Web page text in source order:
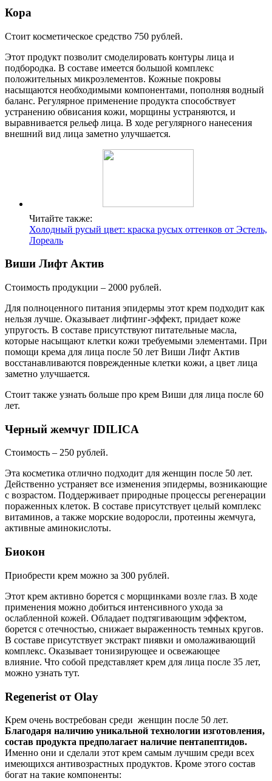
Кора
Стоит косметическое средство 750 рублей.
Этот продукт позволит смоделировать контуры лица и
подбородка. В составе имеется большой комплекс
положительных микроэлементов. Кожные покровы
насыщаются необходимыми компонентами, пополняя водный
баланс. Регулярное применение продукта способствует
устранению обвисания кожи, морщины устраняются, и
выравнивается рельеф лица. В ходе регулярного нанесения
внешний вид лица заметно улучшается.
Читайте также:
Холодный русый цвет: краска русых оттенков от Эстель,
Лореаль
Виши Лифт Актив
Стоимость продукции – 2000 рублей.
Для полноценного питания эпидермы этот крем подходит как
нельзя лучше. Оказывает лифтинг-эффект, придает коже
упругость. В составе присутствуют питательные масла,
которые насыщают клетки кожи требуемыми элементами. При
помощи крема для лица после 50 лет Виши Лифт Актив
восстанавливаются поврежденные клетки кожи, а цвет лица
заметно улучшается.
Стоит также узнать больше про крем Виши для лица после 60
лет.
Черный жемчуг IDILICA
Стоимость – 250 рублей.
Эта косметика отлично подходит для женщин после 50 лет.
Действенно устраняет все изменения эпидермы, возникающие
с возрастом. Поддерживает природные процессы регенерации
пораженных клеток. В составе присутствует целый комплекс
витаминов, а также морские водоросли, протеины жемчуга,
активные аминокислоты.
Биокон
Приобрести крем можно за 300 рублей.
Этот крем активно борется с морщинками возле глаз. В ходе
применения можно добиться интенсивного ухода за
ослабленной кожей. Обладает подтягивающим эффектом,
борется с отечностью, снижает выраженность темных кругов.
В составе присутствует экстракт пиявки и омолаживающий
комплекс. Оказывает тонизирующее и освежающее
влияние. Что собой представляет крем для лица после 35 лет,
можно узнать тут.
Regenerist от Olay
Крем очень востребован среди женщин после 50 лет.
Благодаря наличию уникальной технологии изготовления,
состав продукта предполагает наличие пентапептидов.
Именно они и сделали этот крем самым лучшим среди всех
имеющихся антивозрастных продуктов. Кроме этого состав
богат на такие компоненты: